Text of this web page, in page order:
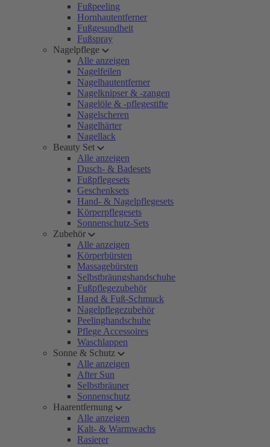
Fußpeeling
Hornhautentferner
Fußgesundheit
Fußspray
Nagelpflege
Alle anzeigen
Nagelfeilen
Nagelhautentferner
Nagelknipser & -zangen
Nagelöle & -pflegestifte
Nagelscheren
Nagelhärter
Nagellack
Beauty Set
Alle anzeigen
Dusch- & Badesets
Fußpflegesets
Geschenksets
Hand- & Nagelpflegesets
Körperpflegesets
Sonnenschutz-Sets
Zubehör
Alle anzeigen
Körperbürsten
Massagebürsten
Selbstbräungshandschuhe
Fußpflegezubehör
Hand & Fuß-Schmuck
Nagelpflegezubehör
Peelinghandschuhe
Pflege Accessoires
Waschlappen
Sonne & Schutz
Alle anzeigen
After Sun
Selbstbräuner
Sonnenschutz
Haarentfernung
Alle anzeigen
Kalt- & Warmwachs
Rasierer